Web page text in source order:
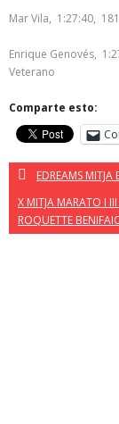
Mar Vila, 1:27:40,
Enrique Genovés,
Veterano
Comparte esto:
EDREAMS
X MITJA MARATO I
ROQUETTE